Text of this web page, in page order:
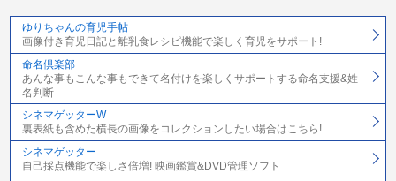
ゆりちゃんの育児手帖
画像付き育児日記と離乳食レシピ機能で楽しく育児をサポート!
命名倶楽部
あんな事もこんな事もできて名付けを楽しくサポートする命名支援&姓
名判断
シネマゲッターW
裏表紙も含めた横長の画像をコレクションしたい場合はこちら!
シネマゲッター
自己採点機能で楽しさ倍増! 映画鑑賞&DVD管理ソフト